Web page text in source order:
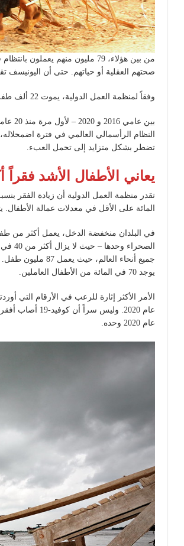
من بين هؤلاء، 79 مليون منهم
صحتهم العقلية أو حياتهم. حتى أن اليونيسف
وفقاً لمنظمة العمل الدولية، يموت 22 ألف طفل كل عام أثناء العمل – بمعدل 60 طفلاً كل يوم.
بين
النظام الرأسمالي العالمي في فترة
تضطر بشكل متزايد إلى تحمل العبء.
يعاني الأطفال الأشد
المائة على الأقل في معدلات عمالة الأطفال.
في البلدان منخفضة الدخل، يعمل أكثر من
جميع أنحاء
يوجد 70 في المائة من الأطفال العاملين.
الأمر الأكثر إثارة للرعب في الأرقام التي
عام 2020 وحده.